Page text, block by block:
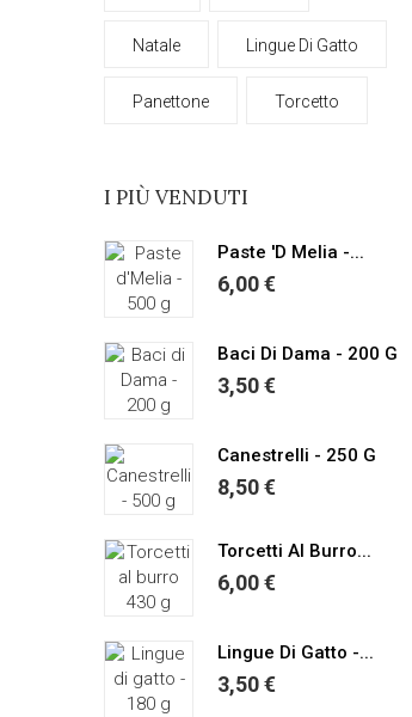
Natale Lingue Di Gatto
Panettone Torcetto
I PIÙ VENDUTI
Paste 'd Melia -...
6,00 €
Baci Di Dama - 200 G
3,50 €
Canestrelli - 250 G
8,50 €
Torcetti Al Burro...
6,00 €
Lingue Di Gatto -...
3,50 €